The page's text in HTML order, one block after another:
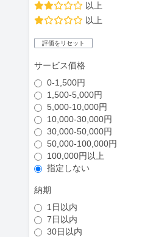
以上
以上
評価をリセット
サービス価格
0-1,500円
1,500-5,000円
5,000-10,000円
10,000-30,000円
30,000-50,000円
50,000-100,000円
100,000円以上
指定しない
納期
1日以内
7日以内
30日以内